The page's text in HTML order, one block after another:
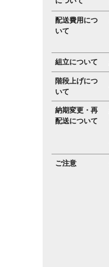
配送費用につ
いて
組立について
階段上げにつ
いて
納期変更・再
配送について
ご注意